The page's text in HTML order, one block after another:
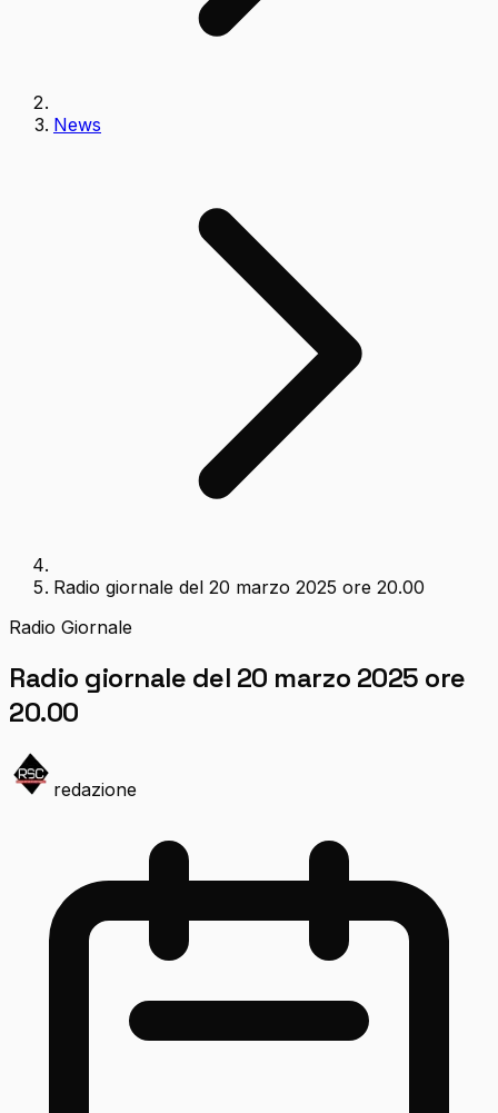
News
Radio giornale del 20 marzo 2025 ore 20.00
Radio Giornale
Radio giornale del 20 marzo 2025 ore
20.00
redazione